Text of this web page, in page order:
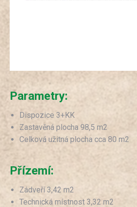
Parametry:
Dispozice 3+KK
Zastavěná plocha 98,5 m2
Celková užitná plocha cca 80 m2
Přízemí:
Zádveří 3,42 m2
Technická místnost 3,32 m2